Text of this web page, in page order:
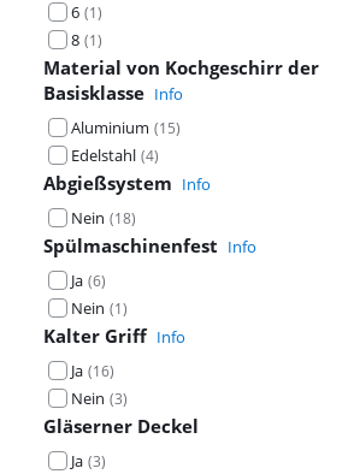
6 (1)
8 (1)
Material von Kochgeschirr der
Basisklasse Info
Aluminium (15)
Edelstahl (4)
Abgießsystem Info
Nein (18)
Spülmaschinenfest Info
Ja (6)
Nein (1)
Kalter Griff Info
Ja (16)
Nein (3)
Gläserner Deckel
Ja (3)